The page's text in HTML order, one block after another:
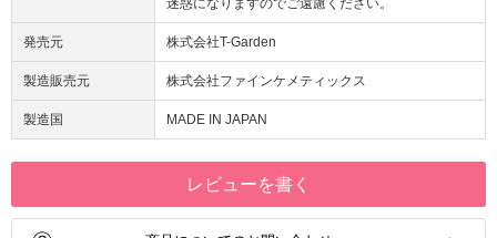
発売元 株式会社T-Garden
製造販売元 株式会社ファインケメティックス
製造国 MADE IN JAPAN
レビューを書く